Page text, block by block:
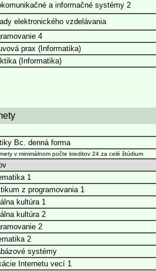
a informačné systémy 2
elektronického vzdelávania
4
prax (Informatika)
(Informatika)
Bc. denná forma
v minimálnom počte kreditov 24 za celé štúdium
1
z programovania 1
kultúra 1
kultúra 2
2
2
systémy
Internetu vecí 1